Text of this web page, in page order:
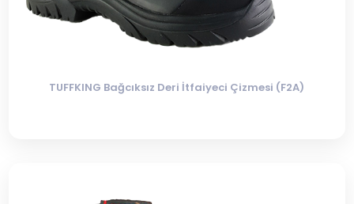
TUFFKING Bağcıksız Deri İtfaiyeci Çizmesi (F2A)